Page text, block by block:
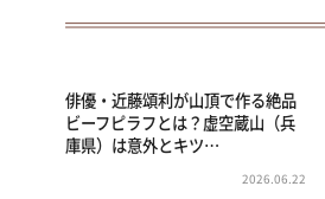
俳優・近藤頌利が山頂で作る絶品
ビーフピラフとは？虚空蔵山（兵
庫県）は意外とキツ…
2026.06.22